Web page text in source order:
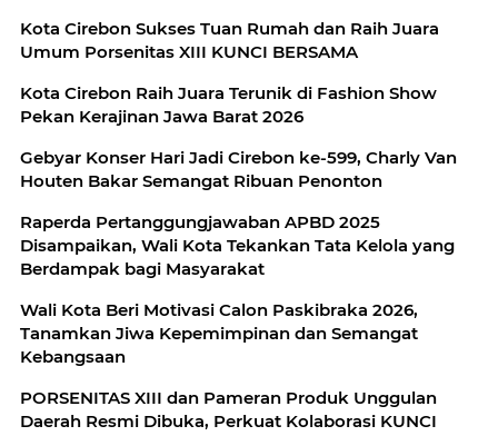
Kota Cirebon Sukses Tuan Rumah dan Raih Juara
Umum Porsenitas XIII KUNCI BERSAMA
Kota Cirebon Raih Juara Terunik di Fashion Show
Pekan Kerajinan Jawa Barat 2026
Gebyar Konser Hari Jadi Cirebon ke-599, Charly Van
Houten Bakar Semangat Ribuan Penonton
Raperda Pertanggungjawaban APBD 2025
Disampaikan, Wali Kota Tekankan Tata Kelola yang
Berdampak bagi Masyarakat
Wali Kota Beri Motivasi Calon Paskibraka 2026,
Tanamkan Jiwa Kepemimpinan dan Semangat
Kebangsaan
PORSENITAS XIII dan Pameran Produk Unggulan
Daerah Resmi Dibuka, Perkuat Kolaborasi KUNCI